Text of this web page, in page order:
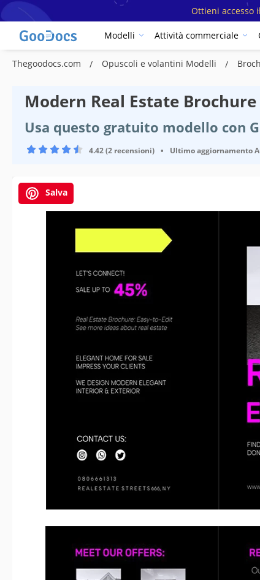
Ottieni accesso
Modelli Attività commerciale
Thegoodocs.com Opuscoli e volantini Modelli
Modern Real Estate
Usa questo gratuito modello con
4.42 (2 recensioni) • Ultimo aggiornamento
Salva